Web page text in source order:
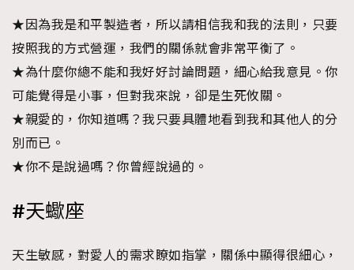
★因為我是和平製造者，所以請相信我和我的法則，只要
按照我的方式營運，我們的關係就會非常平衡了。
★為什麼你總不能和我好好討論問題，細心給我意見。你
可能覺得是小事，但對我來說，卻是生死攸關。
★親愛的，你知道嗎？我只要具體地看到我和其他人的分
別而已。
★你不是說過嗎？你曾經說過的。
#天蠍座
天生敏感，對愛人的需求瞭如指掌，關係中顯得很細心，